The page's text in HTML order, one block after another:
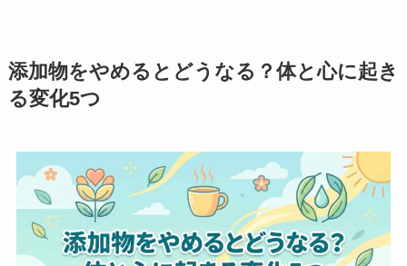
添加物をやめるとどうなる？体と心に起き
る変化5つ